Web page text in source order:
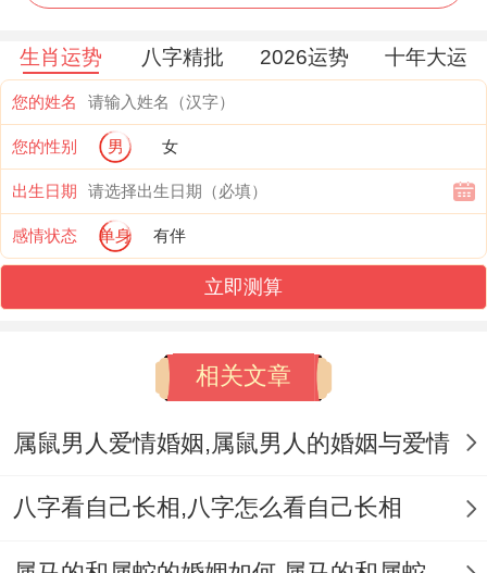
~成了十二生肖之首.这一叙事并非重视生理
速度 而是突显步骤跟着应变能力的重要性.
虎、兔等动物在短距离冲刺或灵活性上还各
具优点 ；比方说虎捕猎时的瞬间爆发力可达
20米/秒.
探讨价值同将来展望 生肖组合同速度标记的
是文化人类学的重要课题！将来可进一步介
绍生肖排列在概率模型中的运用、比方说复
看生肖动物的运动机制、或能为仿生学提供
生肖运势 八字精批 2026运势 十年大运
您的姓名
您的性别 男 女
出生日期
感情状态 单身 有伴
立即测算
相关文章
属鼠男人爱情婚姻,属鼠男人的婚姻与爱情
八字看自己长相,八字怎么看自己长相